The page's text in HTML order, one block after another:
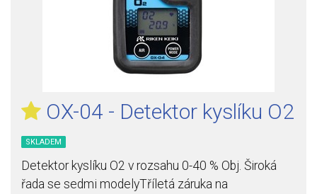
OX-04 - Detektor kyslíku O2
SKLADEM
Detektor kyslíku O2 v rozsahu 0-40 % Obj. Široká
řada se sedmi modelyTříletá záruka na